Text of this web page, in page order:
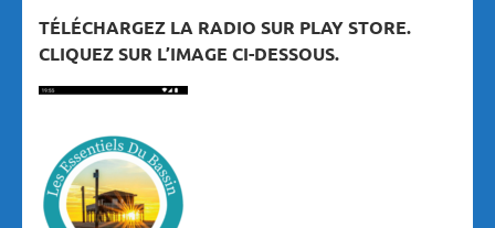
TÉLÉCHARGEZ LA RADIO SUR PLAY STORE.
CLIQUEZ SUR L’IMAGE CI-DESSOUS.